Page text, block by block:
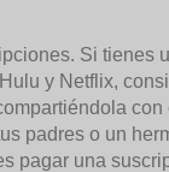
Si tienes
y Netflix,
padres o un
pagar una